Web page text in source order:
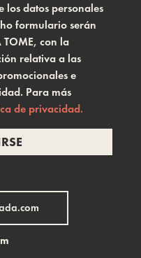
los datos personales
formulario serán
con la
relativa a las
e
Para más
de privacidad.